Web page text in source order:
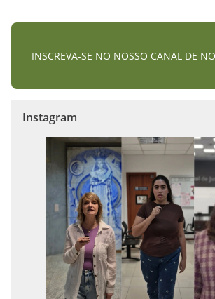
INSCREVA-SE NO NOSSO CANAL DE
Instagram